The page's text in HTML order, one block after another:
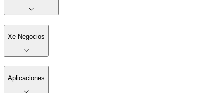
Xe Negocios
Aplicaciones